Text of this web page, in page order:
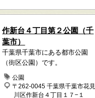
作新台４丁目第２公園（千
葉市）
千葉県千葉市にある都市公園
（街区公園）です。
公園
〒262-0045 千葉県千葉市花見
川区作新台４丁目１７−１